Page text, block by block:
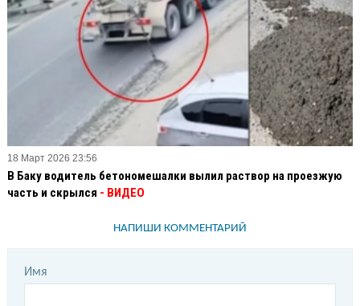
18 Март 2026 23:56
В Баку водитель бетономешалки вылил раствор на проезжую
часть и скрылся - ВИДЕО
НАПИШИ КОММЕНТАРИЙ
Имя